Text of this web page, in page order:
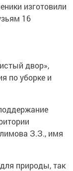
изготовили
16
двор»,
по уборке и
З.З., имя
природы, так